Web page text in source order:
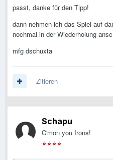
passt, danke für den Tipp!
dann nehmen ich das Spiel auf
nochmal in der Wiederholung
mfg dschuxta
Zitieren
Schapu
C'mon you Irons!